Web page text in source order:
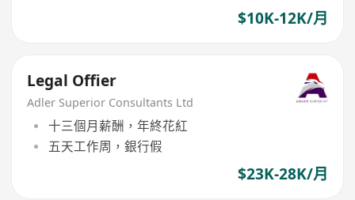
$10K-12K/月
Legal Offier
Adler Superior Consultants Ltd
十三個月薪酬，年終花紅
五天工作周，銀行假
$23K-28K/月